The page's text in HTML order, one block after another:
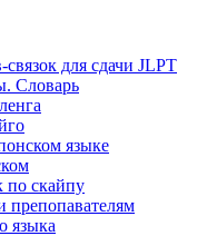
для сдачи JLPT
Словарь
языке
по скайпу
языка